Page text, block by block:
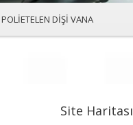
POLİETELEN DİŞİ VANA
Site Haritası